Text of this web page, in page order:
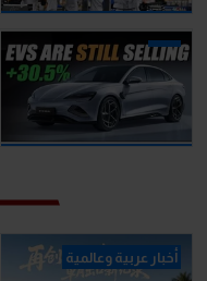
أخبار عربية وعالمية